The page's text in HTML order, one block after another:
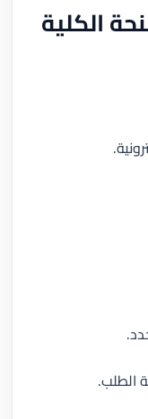
الكلية
الطلب.